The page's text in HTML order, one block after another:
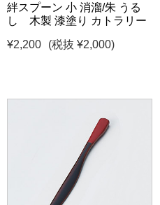
絆スプーン 小 消溜/朱 うる
し 木製 漆塗り カトラリー
¥2,200
(税抜 ¥2,000)